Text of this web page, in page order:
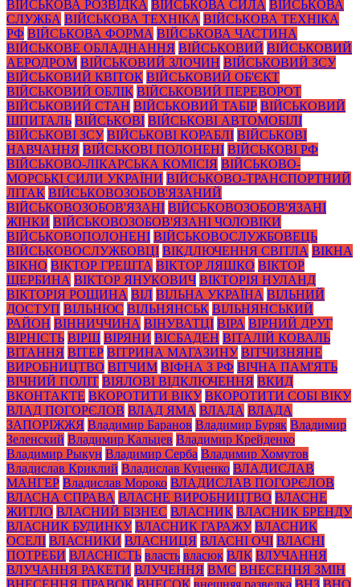
ВІЙСЬКОВА РОЗВІДКА ВІЙСЬКОВА СИЛА ВІЙСЬКОВА
СЛУЖБА ВІЙСЬКОВА ТЕХНІКА ВІЙСЬКОВА ТЕХНІКА
РФ ВІЙСЬКОВА ФОРМА ВІЙСЬКОВА ЧАСТИНА
ВІЙСЬКОВЕ ОБЛАДНАННЯ ВІЙСЬКОВИЙ ВІЙСЬКОВИЙ
АЕРОДРОМ ВІЙСЬКОВИЙ ЗЛОЧИН ВІЙСЬКОВИЙ ЗСУ
ВІЙСЬКОВИЙ КВІТОК ВІЙСЬКОВИЙ ОБ'ЄКТ
ВІЙСЬКОВИЙ ОБЛІК ВІЙСЬКОВИЙ ПЕРЕВОРОТ
ВІЙСЬКОВИЙ СТАН ВІЙСЬКОВИЙ ТАБІР ВІЙСЬКОВИЙ
ШПИТАЛЬ ВІЙСЬКОВІ ВІЙСЬКОВІ АВТОМОБІЛІ
ВІЙСЬКОВІ ЗСУ ВІЙСЬКОВІ КОРАБЛІ ВІЙСЬКОВІ
НАВЧАННЯ ВІЙСЬКОВІ ПОЛОНЕНІ ВІЙСЬКОВІ РФ
ВІЙСЬКОВО-ЛІКАРСЬКА КОМІСІЯ ВІЙСЬКОВО-
МОРСЬКІ СИЛИ УКРАЇНИ ВІЙСЬКОВО-ТРАНСПОРТНИЙ
ЛІТАК ВІЙСЬКОВОЗОБОВ'ЯЗАНИЙ
ВІЙСЬКОВОЗОБОВ'ЯЗАНІ ВІЙСЬКОВОЗОБОВ'ЯЗАНІ
ЖІНКИ ВІЙСЬКОВОЗОБОВ'ЯЗАНІ ЧОЛОВІКИ
ВІЙСЬКОВОПОЛОНЕНІ ВІЙСЬКОВОСЛУЖБОВЕЦЬ
ВІЙСЬКОВОСЛУЖБОВЦІ ВІКДЛЮЧЕННЯ СВІТЛА ВІКНА
ВІКНО ВІКТОР ГРЕШТА ВІКТОР ЛЯШКО ВІКТОР
ЩЕРБИНА ВІКТОР ЯНУКОВИЧ ВІКТОРІЯ НУЛАНД
ВІКТОРІЯ РОЩИНА ВІЛ ВІЛЬНА УКРАЇНА ВІЛЬНИЙ
ДОСТУП ВІЛЬНЮС ВІЛЬНЯНСЬК ВІЛЬНЯНСЬКИЙ
РАЙОН ВІННИЧЧИНА ВІНУВАТЦІ ВІРА ВІРНИЙ ДРУГ
ВІРНІСТЬ ВІРШ ВІРЯНИ ВІСБАДЕН ВІТАЛІЙ КОВАЛЬ
ВІТАННЯ ВІТЕР ВІТРИНА МАГАЗИНУ ВІТЧИЗНЯНЕ
ВИРОБНИЦТВО ВІТЧИМ ВІФНА З РФ ВІЧНА ПАМ'ЯТЬ
ВІЧНИЙ ПОЛІТ ВІЯЛОВІ ВІДКЛЮЧЕННЯ ВКИД
ВКОНТАКТЕ ВКОРОТИТИ ВІКУ ВКОРОТИТИ СОБІ ВІКУ
ВЛАД ПОГОРЄЛОВ ВЛАД ЯМА ВЛАДА ВЛАДА
ЗАПОРІЖЖЯ Владимир Баранов Владимир Буряк Владимир
Зеленский Владимир Кальцев Владимир Крейденко
Владимир Рыкун Владимир Серба Владимир Хомутов
Владислав Криклий Владислав Куценко ВЛАДИСЛАВ
МАНГЕР Владислав Мороко ВЛАДИСЛАВ ПОГОРЄЛОВ
ВЛАСНА СПРАВА ВЛАСНЕ ВИРОБНИЦТВО ВЛАСНЕ
ЖИТЛО ВЛАСНИЙ БІЗНЕС ВЛАСНИК ВЛАСНИК БРЕНДУ
ВЛАСНИК БУДИНКУ ВЛАСНИК ГАРАЖУ ВЛАСНИК
ОСЕЛІ ВЛАСНИКИ ВЛАСНИЦЯ ВЛАСНІ ОЧІ ВЛАСНІ
ПОТРЕБИ ВЛАСНІСТЬ власть власюк ВЛК ВЛУЧАННЯ
ВЛУЧАННЯ РАКЕТИ ВЛУЧЕННЯ ВМС ВНЕСЕННЯ ЗМІН
ВНЕСЕННЯ ПРАВОК ВНЕСОК внешняя разведка ВНЗ ВНО